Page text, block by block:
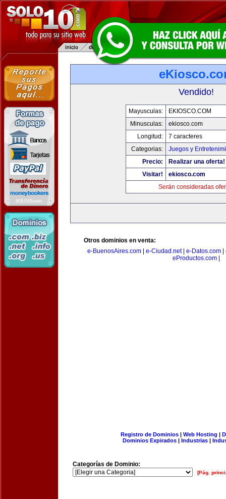
Vendido!
Mayusculas:
EKIOSCO.COM
Minusculas:
ekiosco.com
Longitud:
7 caracteres
Categorias:
Juegos y
Precio:
Realizar una oferta!
Visitar!
ekiosco.com
Serán consideradas
Otros dominios en venta:
e-BuenosAires.com| e-Ciudad.net| e-Datos.com|
eProductos.com
Registro de Dominios| Web Hosting |
Dominios Expirados | Industrias |
Categorías de Dominio:
[Pág.